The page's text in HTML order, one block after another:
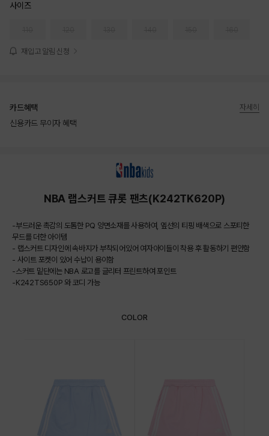
사이즈
재입고 알림 신청
카드혜택
신용카드 무이자 혜택
자세히
NBA 랩스커트 큐롯 팬츠(K242TK620P)
-부드러운 촉감의 도톰한 PQ 양면소재를 사용하여, 옆선의 티핑 배색으로 스포티한
무드를 더한 아이템
- 랩스커트 디자인에 속바지가 부착되어있어 여자아이들이 착용 후 활동하기 편안함
- 사이트 포켓이 있어 수납이 용이함
-스커트 밑단에는 NBA 로고를 글리터 프린트하여 포인트
-K242TS650P 와 코디 가능
COLOR